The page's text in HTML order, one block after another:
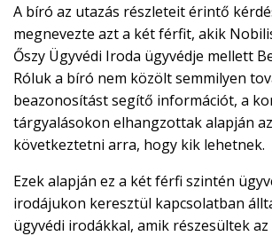
A bíró az utazás részleteit érintő
megnevezte azt a két férfit, akik
Őszy Ügyvédi Iroda ügyvédje mellett
Róluk a bíró nem közölt semmilyen
beazonosítást segítő információt, a
tárgyalásokon elhangzottak alapján
következtetni arra, hogy kik lehetnek.
Ezek alapján ez a két férfi szintén
irodájukon keresztül kapcsolatban
ügyvédi irodákkal, amik részesültek az